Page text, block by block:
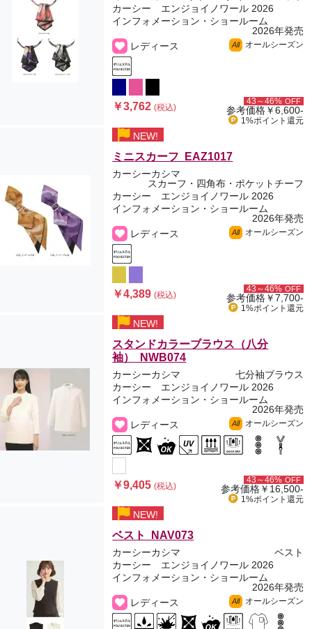
カーシー エンジョイノワール 2026
インフォメーション・ショールーム
2026年発売
レディース
All オールシーズン
￥3,762(税込)
43～46% OFF
参考価格￥6,600-
1%ポイント 還元
NEW!
ミニスカーフ EAZ1017
カーシーカシマ
スカーフ・四角布・ポケットチーフ
カーシー エンジョイノワール 2026
インフォメーション・ショールーム
2026年発売
レディース
All オールシーズン
￥4,389(税込)
43～46% OFF
参考価格￥7,700-
1%ポイント 還元
NEW!
スタンドカラーブラウス（八分
袖） NWB074
カーシーカシマ
七分袖ブラウス
カーシー エンジョイノワール 2026
インフォメーション・ショールーム
2026年発売
レディース
All オールシーズン
￥9,405(税込)
43～46% OFF
参考価格￥16,500-
1%ポイント 還元
NEW!
ベスト NAV073
カーシーカシマ
ベスト
カーシー エンジョイノワール 2026
インフォメーション・ショールーム
2026年発売
レディース
All オールシーズン